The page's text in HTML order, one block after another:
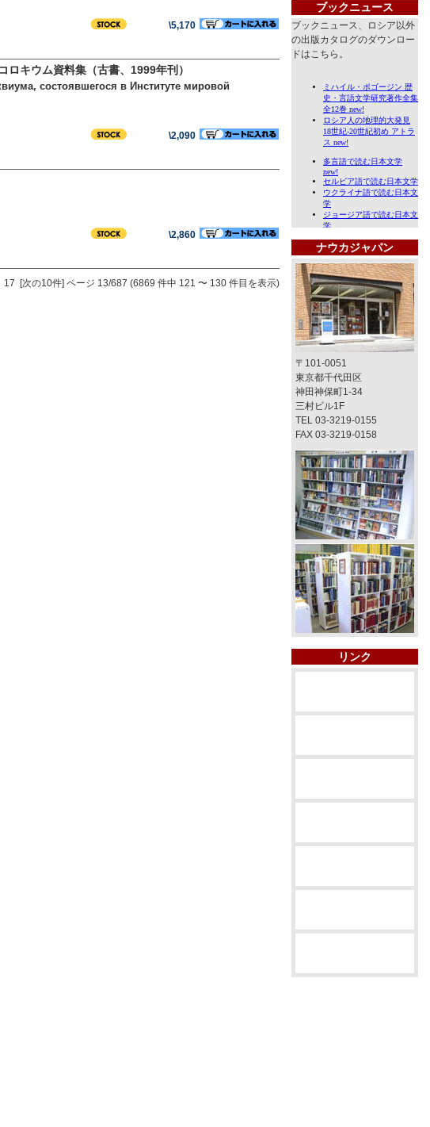
\5,170
キウム資料集（古書、1999年刊）
состоявшегося в Институте мировой
\2,090
\2,860
17 [次の10件] ページ 13/687 (6869 件中 121 〜 130 件目を表示)
ブックニュース
ブックニュース、ロシア以外
の出版カタログのダウンロー
ドはこちら。
ナウカジャパン
〒101-0051
東京都千代田区
神田神保町1-34
三村ビル1F
TEL 03-3219-0155
FAX 03-3219-0158
リンク